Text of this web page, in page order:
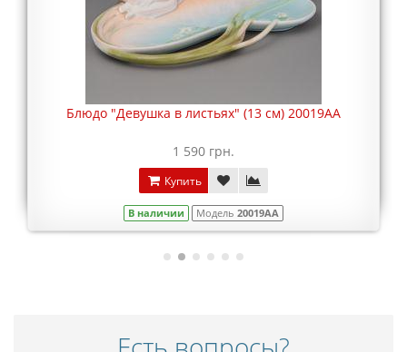
Блюдо "Девушка в листьях" (13 см) 20019AA
1 590 грн.
Купить
В наличии Модель 20019AA